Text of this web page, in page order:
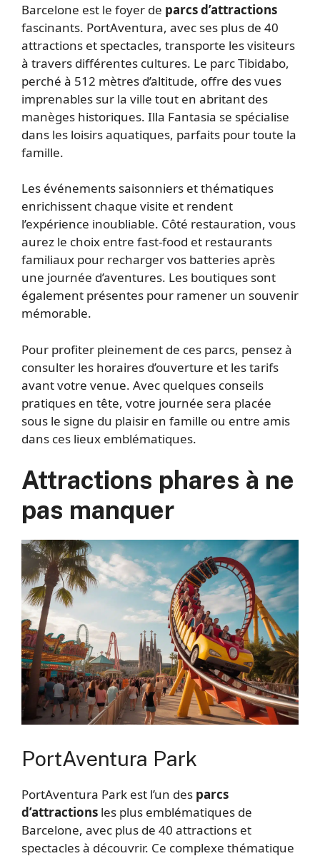
Barcelone est le foyer de parcs d’attractions
fascinants. PortAventura, avec ses plus de 40
attractions et spectacles, transporte les visiteurs
à travers différentes cultures. Le parc Tibidabo,
perché à 512 mètres d’altitude, offre des vues
imprenables sur la ville tout en abritant des
manèges historiques. Illa Fantasia se spécialise
dans les loisirs aquatiques, parfaits pour toute la
famille.
Les événements saisonniers et thématiques
enrichissent chaque visite et rendent
l’expérience inoubliable. Côté restauration, vous
aurez le choix entre fast-food et restaurants
familiaux pour recharger vos batteries après
une journée d’aventures. Les boutiques sont
également présentes pour ramener un souvenir
mémorable.
Pour profiter pleinement de ces parcs, pensez à
consulter les horaires d’ouverture et les tarifs
avant votre venue. Avec quelques conseils
pratiques en tête, votre journée sera placée
sous le signe du plaisir en famille ou entre amis
dans ces lieux emblématiques.
Attractions phares à ne
pas manquer
PortAventura Park
PortAventura Park est l’un des parcs
d’attractions les plus emblématiques de
Barcelone, avec plus de 40 attractions et
spectacles à découvrir. Ce complexe thématique